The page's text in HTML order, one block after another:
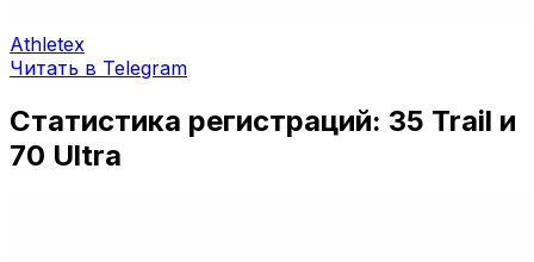
Athletex
Читать в Telegram
Статистика регистраций: 35 Trail и
70 Ultra